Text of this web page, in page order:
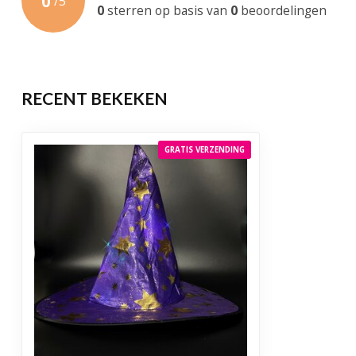
0sterren op basis van 0 beoordelingen
RECENT BEKEKEN
GRATIS VERZENDING